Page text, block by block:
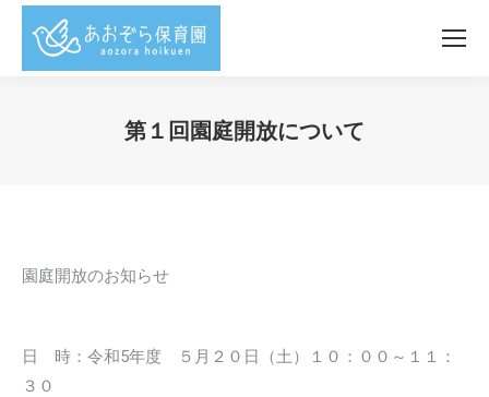
第１回園庭開放について
園庭開放のお知らせ
日 時：令和5年度 ５月２０日（土）１０：００～１１：
３０